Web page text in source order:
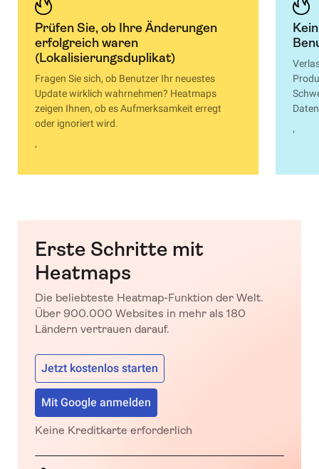
Prüfen Sie, ob Ihre Änderungen
erfolgreich waren
(Lokalisierungsduplikat)
Fragen Sie sich, ob Benutzer Ihr neuestes
Update wirklich wahrnehmen? Heatmaps
zeigen Ihnen, ob es Aufmerksamkeit erregt
oder ignoriert wird.
’
’
Erste Schritte mit
Heatmaps
Die beliebteste Heatmap-Funktion der Welt.
Über 900.000 Websites in mehr als 180
Ländern vertrauen darauf.
Jetzt kostenlos starten
Mit Google anmelden
Keine Kreditkarte erforderlich